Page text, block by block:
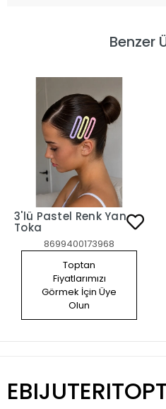
Benzer
3'lü Pastel Renk Yan
Toka
8699400173968
Toptan
Fiyatlarımızı
Görmek İçin Üye
Olun